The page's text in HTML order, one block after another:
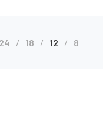
8
12
18
24